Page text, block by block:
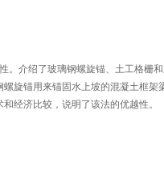
介绍了玻璃钢螺旋锚、土工格栅
旋锚用来锚固水上坡的混凝土框
经济比较，说明了该法的优越性。